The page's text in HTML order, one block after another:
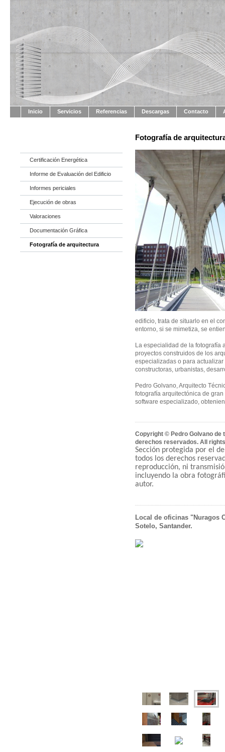
Inicio Servicios Referencias Descargas Contacto
Certificación Energética
Informe de Evaluación del Edificio
Informes periciales
Ejecución de obras
Valoraciones
Documentación Gráfica
Fotografía de arquitectura
Fotografía de
edificio, trata de situarlo en el
entorno, si se mimetiza, se
La especialidad de la fotografía
proyectos construidos de los
especializadas o para
constructoras, urbanistas,
Pedro Golvano, Arquitecto
fotografía arquitectónica de
software especializado,
Copyright © Pedro Golvano de
derechos reservados. All
Sección protegida por el
todos los derechos
reproducción, ni
incluyendo la obra
autor.
Local de oficinas "Nuragos
Sotelo, Santander.